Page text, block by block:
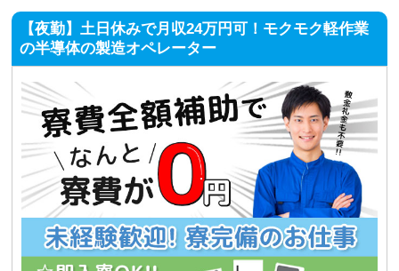
【夜勤】土日休みで月収24万円可！モクモク軽作業
の半導体の製造オペレーター